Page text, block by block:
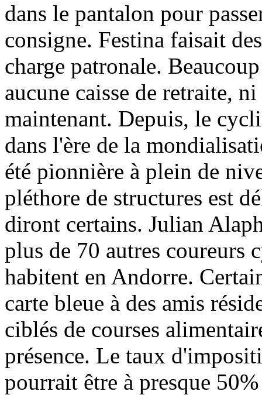
dans le pantalon pour
consigne. Festina faisait
charge patronale.
aucune caisse de retraite,
maintenant. Depuis, le
dans l'ère de la
été pionnière à plein de
pléthore de structures est
diront certains. Julian
plus de 70 autres coureurs
habitent en Andorre.
carte bleue à des amis
ciblés de courses
présence. Le taux
pourrait être à presque